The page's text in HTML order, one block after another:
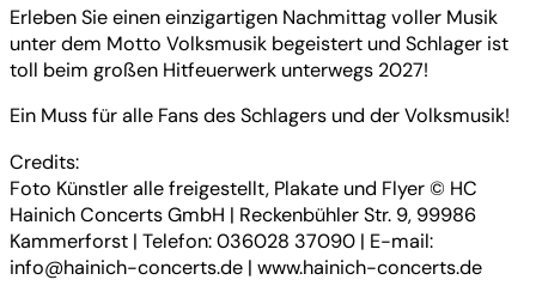
Erleben Sie einen einzigartigen Nachmittag voller Musik
unter dem Motto Volksmusik begeistert und Schlager ist
toll beim großen Hitfeuerwerk unterwegs 2027!
Ein Muss für alle Fans des Schlagers und der Volksmusik!
Credits:
Foto Künstler alle freigestellt, Plakate und Flyer © HC
Hainich Concerts GmbH | Reckenbühler Str. 9, 99986
Kammerforst | Telefon: 036028 37090 | E-mail:
info@hainich-concerts.de | www.hainich-concerts.de